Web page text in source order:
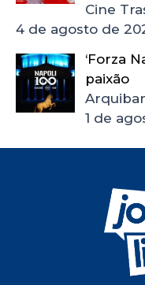
Cine
4 de agosto de
‘Forza
paixão
1 de